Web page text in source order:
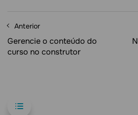
Anterior
Gerencie o conteúdo do
curso no construtor